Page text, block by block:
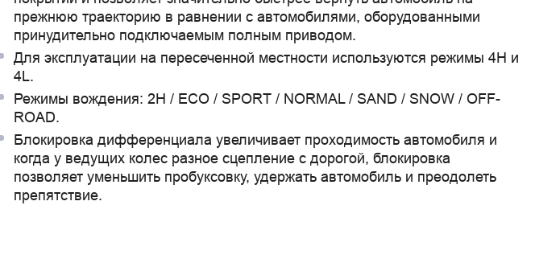
прежнюю траекторию в равнении с автомобилями, оборудованными
принудительно подключаемым полным приводом.
Для эксплуатации на пересеченной местности используются режимы 4H и
4L.
Режимы вождения: 2H / ECO / SPORT / NORMAL / SAND / SNOW / OFF-
ROAD.
Блокировка дифференциала увеличивает проходимость автомобиля и
когда у ведущих колес разное сцепление с дорогой, блокировка
позволяет уменьшить пробуксовку, удержать автомобиль и преодолеть
препятствие.